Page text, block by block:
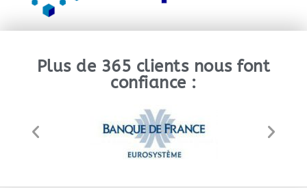
Plus de 365 clients nous font
confiance :